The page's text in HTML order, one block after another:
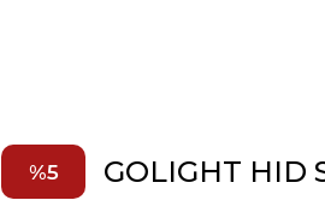
5 GOLIGHT HID